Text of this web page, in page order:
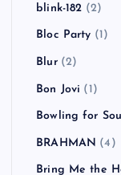
blink-182 (2)
Bloc Party (1)
Blur(2)
Bon Jovi (1)
Bowling for
BRAHMAN (4)
Bring Me the